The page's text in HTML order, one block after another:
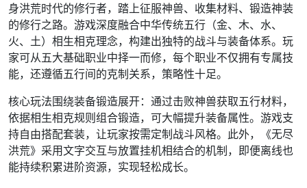
身洪荒时代的修行者，踏上征服神兽、收集材料、锻造神装
的修行之路。游戏深度融合中华传统五行（金、木、水、
火、土）相生相克理念，构建出独特的战斗与装备体系。玩
家可从五大基础职业中择一而修，每个职业不仅拥有专属技
能，还遵循五行间的克制关系，策略性十足。
核心玩法围绕装备锻造展开：通过击败神兽获取五行材料，
依据相生相克规则组合锻造，可大幅提升装备属性。游戏支
持自由搭配套装，让玩家按需定制战斗风格。此外，《无尽
洪荒》采用文字交互与放置挂机相结合的机制，即便离线也
能持续积累进阶资源，实现轻松成长。